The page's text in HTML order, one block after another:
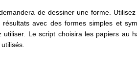
de dessiner une forme.
avec des formes simples et
Le script choisira les papiers au